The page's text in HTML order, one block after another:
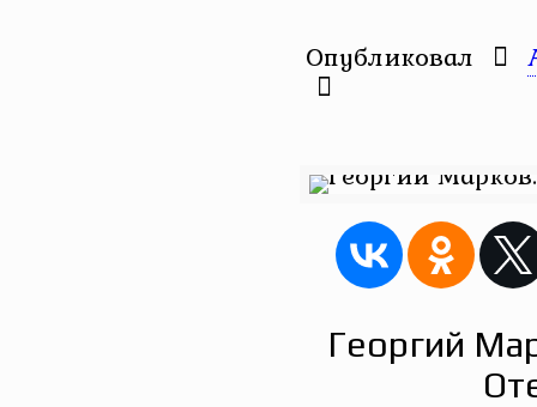
Опубликовал
Георгий